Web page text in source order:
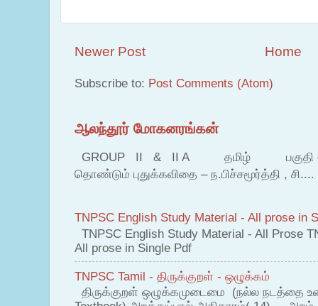
Newer Post Home
Subscribe to: Post Comments (Atom)
ஆலந்தூர் மோகனரங்கன்
GROUP II & II A தமிழ் பகுதி – இ
தொண்டும் புதுக்கவிதை – ந.பிச்சமூர்த்தி , சி....
TNPSC English Study Material - All prose in
TNPSC English Study Material - All Prose
All prose in Single Pdf
TNPSC Tamil - திருக்குறள் - ஒழுக்கம்
திருக்குறள் ஒழுக்கமுடைமை (நல்ல நடத்தை